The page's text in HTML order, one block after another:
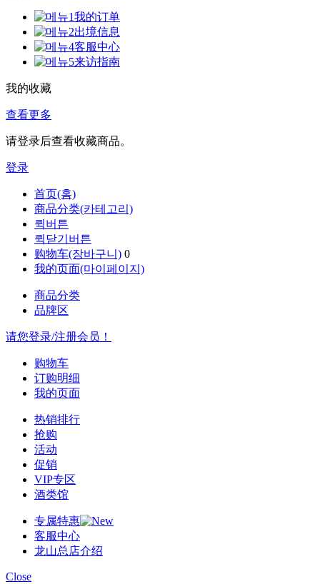
我的订单
出境信息
客服中心
来访指南
我的收藏
查看更多
请登录后查看收藏商品。
登录
首页(홈)
商品分类(카테고리)
퀵버튼
퀵닫기버튼
购物车(장바구니) 0
我的页面(마이페이지)
商品分类
品牌区
请您登录/注册会员！
购物车
订购明细
我的页面
热销排行
抢购
活动
促销
VIP专区
酒类馆
专属特惠
客服中心
龙山总店介绍
Close